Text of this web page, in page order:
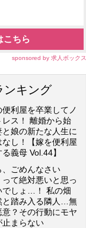
こちら
sponsored by 求人ボックス
ンキング
便利屋を卒業してノ
レス！ 離婚から始
と娘の新たな人生に
なし！【嫁を便利屋
義母 Vol.44】
、ごめんなさい
って絶対悪いと思っ
でしょ…！ 私の畑
と踏み入る隣人…無
意？その行動にモヤ
止まらない